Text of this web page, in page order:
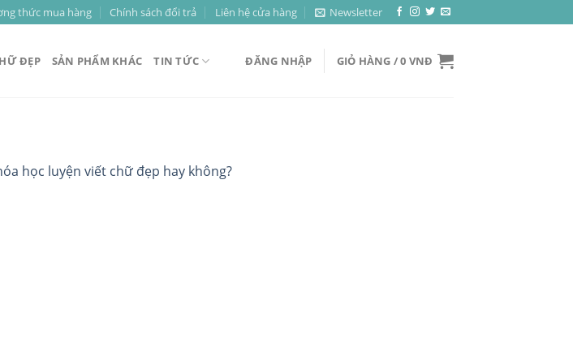
thức mua hàng Chính sách đổi trả Liên hệ cửa hàng Newsletter
ĐẸP SẢN PHẨM KHÁC TIN TỨC ĐĂNG NHẬP GIỎ HÀNG /0 VNĐ
học luyện viết chữ đẹp hay không?